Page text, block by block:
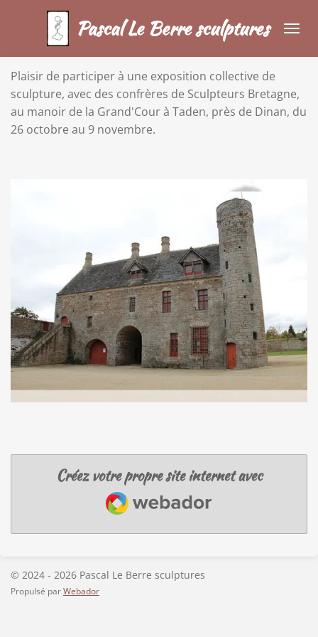
principal
Pascal Le Berre sculptures
Plaisir de participer à une exposition collective de
sculpture, avec des confrères de Sculpteurs Bretagne,
au manoir de la Grand'Cour à Taden, près de Dinan, du
26 octobre au 9 novembre.
Créez votre propre site internet avec
Webador
© 2024 - 2026 Pascal Le Berre sculptures
Propulsé par Webador